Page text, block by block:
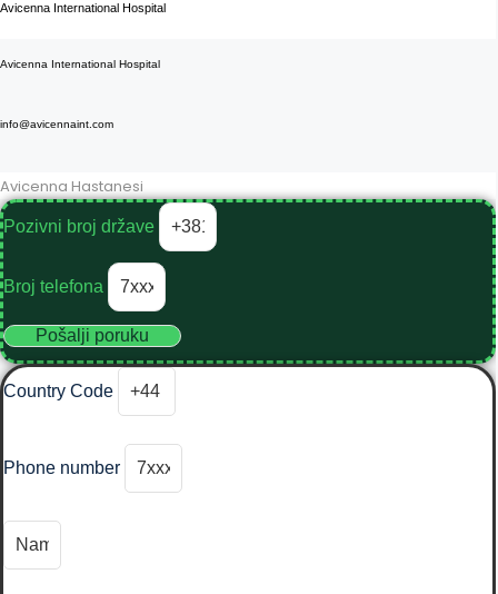
Avicenna International Hospital
Avicenna International Hospital
info@avicennaint.com
Avicenna Hastanesi
Pozivni broj države
Broj telefona
Pošalji poruku
Country Code
Phone number